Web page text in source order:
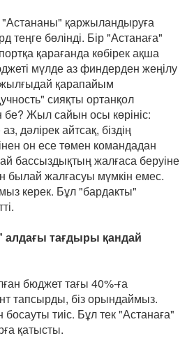
қаржыландыруға
бөлінді. Бір "Астанаға"
қарағанда көбірек ақша
мүлде аз финдерден жеңілу
қарапайым
сияқты ортанқол
Жыл сайын осы көрініс:
дәлірек айтсақ, біздің
он есе төмен командадан
бассыздықтың жалғаса беруіне
былай жалғасуы мүмкін емес.
керек. Бұл "бардакты"
алдағы тағдыры қандай
бюджет тағы 40%-ға
тапсырды, біз орындаймыз.
тиіс. Бұл тек "Астанаға"
қатысты.